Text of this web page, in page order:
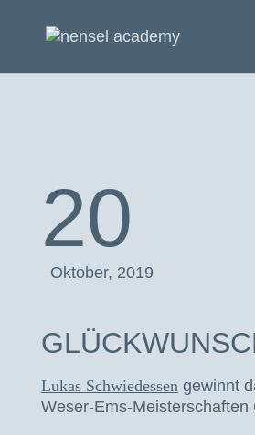
20
Oktober, 2019
Lukas Schwiedessengewinnt
Weser-Ems-Meisterschaften